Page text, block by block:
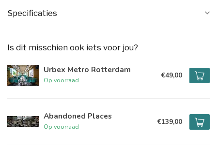
Specificaties
Is dit misschien ook iets voor jou?
Urbex Metro Rotterdam
Op voorraad
€49,00
Abandoned Places
Op voorraad
€139,00